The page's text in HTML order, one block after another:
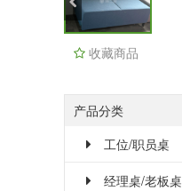
收藏商品
产品分类
工位/职员桌
经理桌/老板桌